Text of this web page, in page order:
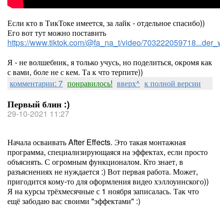
Если кто в ТикТоке имеется, за лайк - отдельное спасибо))
Его вот тут можно поставить
https://www.tiktok.com/@fa_na_t/video/
Я - не волшебник, я только учусь, но поделиться, окромя как
с вами, боле не с кем. Та к что терпите))
комментарии: 7 понравилось! вверх^ к полной версии
Первый блин :)
29-10-2021 11:27
Начала осваивать After Effects. Это такая монтажная
программа, специализирующаяся на эффектах, если просто
объяснять. С огромным функционалом. Кто знает, в
разъяснениях не нуждается :) Вот первая работа. Может,
пригодится кому-то для оформления видео хэллоуинского))
Я на курсы трёхмесячные с 1 ноября записалась. Так что
ещё забодаю вас своими "эффектами" :)